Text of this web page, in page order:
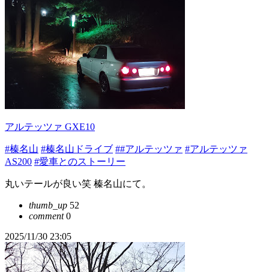
アルテッツァ GXE10
#榛名山 #榛名山ドライブ ##アルテッツァ #アルテッツァ
AS200 #愛車とのストーリー
丸いテールが良い笑 榛名山にて。
thumb_up 52
comment0
2025/11/30 23:05